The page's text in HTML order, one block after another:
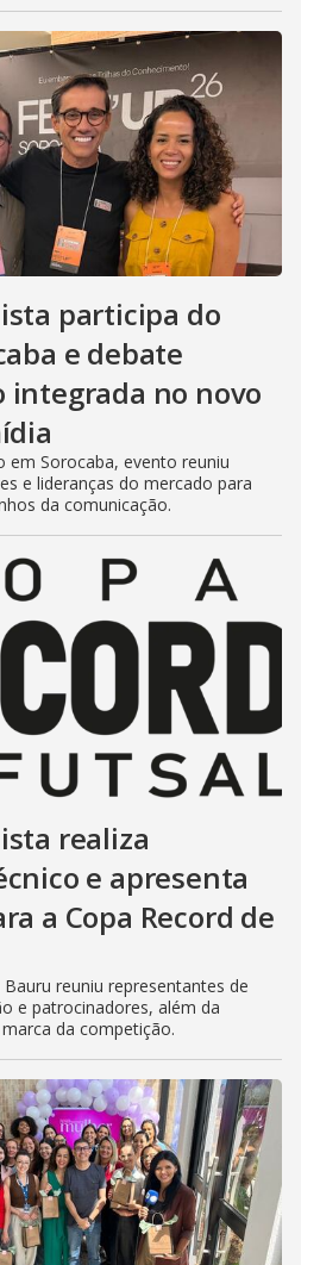
participa do
e debate
integrada no novo
em Sorocaba, evento reuniu
e lideranças do mercado para
da comunicação.
realiza
e apresenta
a Copa Record de
reuniu representantes de
e patrocinadores, além da
da competição.